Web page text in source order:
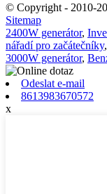
© Copyright - 2010-
Sitemap
2400W generátor,
nářadí pro začátečníky,
3000W generátor,
Odeslat e-mail
8613983670572
x